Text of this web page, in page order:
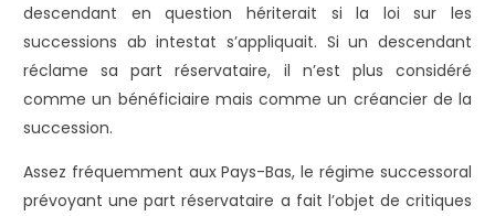
descendant en question hériterait si la loi sur les
successions ab intestat s’appliquait. Si un descendant
réclame sa part réservataire, il n’est plus considéré
comme un bénéficiaire mais comme un créancier de la
succession.
Assez fréquemment aux Pays-Bas, le régime successoral
prévoyant une part réservataire a fait l’objet de critiques